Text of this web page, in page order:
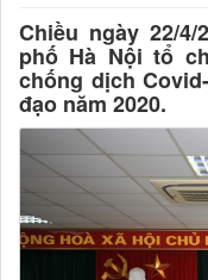
Chiều ngày 22/
phố Hà Nội tổ
chống dịch
đạo năm 2020.